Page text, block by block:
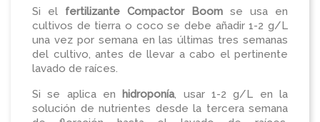
Si el fertilizante Compactor Boom se usa en
cultivos de tierra o coco se debe añadir 1-2 g/L
una vez por semana en las últimas tres semanas
del cultivo, antes de llevar a cabo el pertinente
lavado de raíces.
Si se aplica en hidroponía, usar 1-2 g/L en la
solución de nutrientes desde la tercera semana